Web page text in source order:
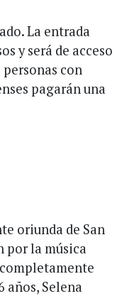
La entrada
y será de acceso
con
pagarán una
oriunda de San
por la música
años, Selena